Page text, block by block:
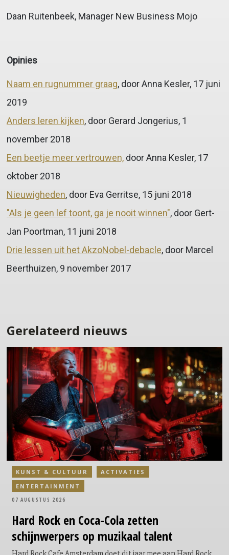
Daan Ruitenbeek, Manager New Business Mojo
Opinies
Naam en rugnummer graag, door Anna Kesler, 17 juni
2019
Anders leren kijken, door Gerard Jongerius, 1
november 2018
Een beetje meer vertrouwen,door Anna Kesler, 17
oktober 2018
Nieuwigheden, door Eva Gerritse, 15 juni 2018
"Als je geen lef toont, ga je nooit winnen", door Gert-
Jan Poortman, 11 juni 2018
Drie lessen uit het AkzoNobel-debacle, door Marcel
Beerthuizen, 9 november 2017
Gerelateerd nieuws
Hard Rock en Coca-Cola zetten
schijnwerpers op muzikaal talent
KUNST & CULTUUR
ACTIVATIES
ENTERTAINMENT
07 AUGUSTUS 2026